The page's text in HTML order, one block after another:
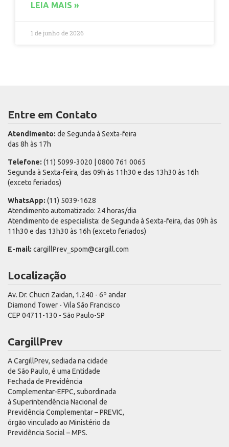
LEIA MAIS »
1 de junho de 2026
Entre em Contato
Atendimento: de Segunda à Sexta-feira
das 8h às 17h
Telefone: (11) 5099-3020 | 0800 761 0065
Segunda à Sexta-feira, das 09h às 11h30 e das 13h30 às 16h
(exceto feriados)
WhatsApp: (11) 5039-1628
Atendimento automatizado: 24 horas/dia
Atendimento de especialista: de Segunda à Sexta-feira, das 09h às
11h30 e das 13h30 às 16h (exceto feriados)
E-mail: cargillPrev_spom@cargill.com
Localização
Av. Dr. Chucri Zaidan, 1.240 - 6º andar
Diamond Tower - Vila São Francisco
CEP 04711-130 - São Paulo-SP
CargillPrev
A CargillPrev, sediada na cidade
de São Paulo, é uma Entidade
Fechada de Previdência
Complementar-EFPC, subordinada
à Superintendência Nacional de
Previdência Complementar – PREVIC,
órgão vinculado ao Ministério da
Previdência Social – MPS.